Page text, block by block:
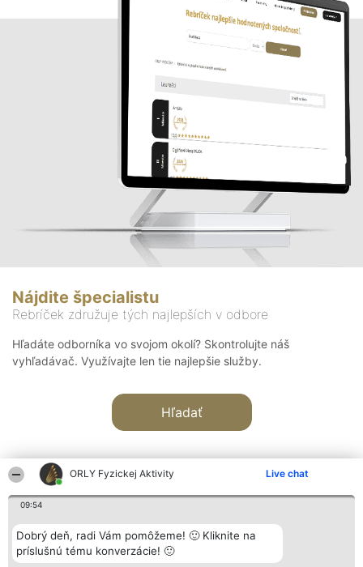
ORLY Fyzickej Aktivity Live chat
09:54
Dobrý deň, radi Vám pomôžeme! 🙂 Kliknite na
príslušnú tému konverzácie! 🙂
Nájdite špecialistu
Rebríček združuje tých najlepších v odbore
Hľadáte odborníka vo svojom okolí? Skontrolujte náš
vyhľadávač. Využívajte len tie najlepšie služby.
Hľadať
Organizátor hodnotenia
Bright Side Solutions sp. z o.
o. sp. k.
Hodnotenie
Laureáti
Lista
Kontakt
Kontakt